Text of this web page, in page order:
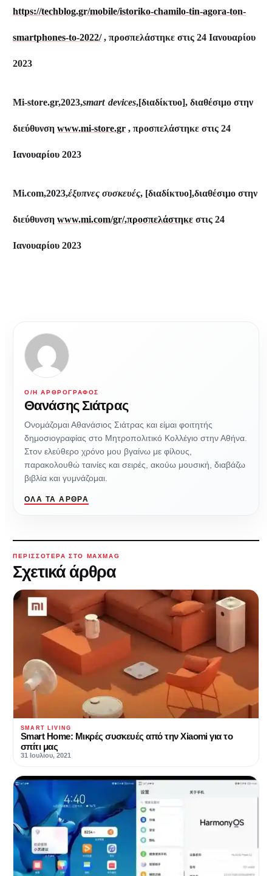
https://techblog.gr/mobile/istoriko-chamilo-tin-agora-ton-
smartphones-to-2022/, προσπελάστηκε στις 24 Ιανουαρίου
2023
Mi-store.gr,2023,smart devices,[διαδίκτυο], διαθέσιμο στην
διεύθυνση www.mi-store.gr , προσπελάστηκε στις 24
Ιανουαρίου 2023
Mi.com,2023,έξυπνες συσκευές, [διαδίκτυο],διαθέσιμο στην
διεύθυνση www.mi.com/gr/,προσπελάστηκε στις 24
Ιανουαρίου 2023
Ο/Η ΑΡΘΡΟΓΡΆΦΟΣ
Θανάσης Σιάτρας
Ονομάζομαι Αθανάσιος Σιάτρας και είμαι φοιτητής
δημοσιογραφίας στο Μητροπολιτικό Κολλέγιο στην Αθήνα.
Στον ελεύθερο χρόνο μου βγαίνω με φίλους,
παρακολουθώ ταινίες και σειρές, ακούω μουσική, διαβάζω
βιβλία και γυμνάζομαι.
ΌΛΑ ΤΑ ΆΡΘΡΑ
ΠΕΡΙΣΣΌΤΕΡΑ ΣΤΟ MAXMAG
Σχετικά άρθρα
SMART LIVING
Smart Home: Μικρές συσκευές από την Xiaomi για το
σπίτι μας
31 Ιουλίου, 2021